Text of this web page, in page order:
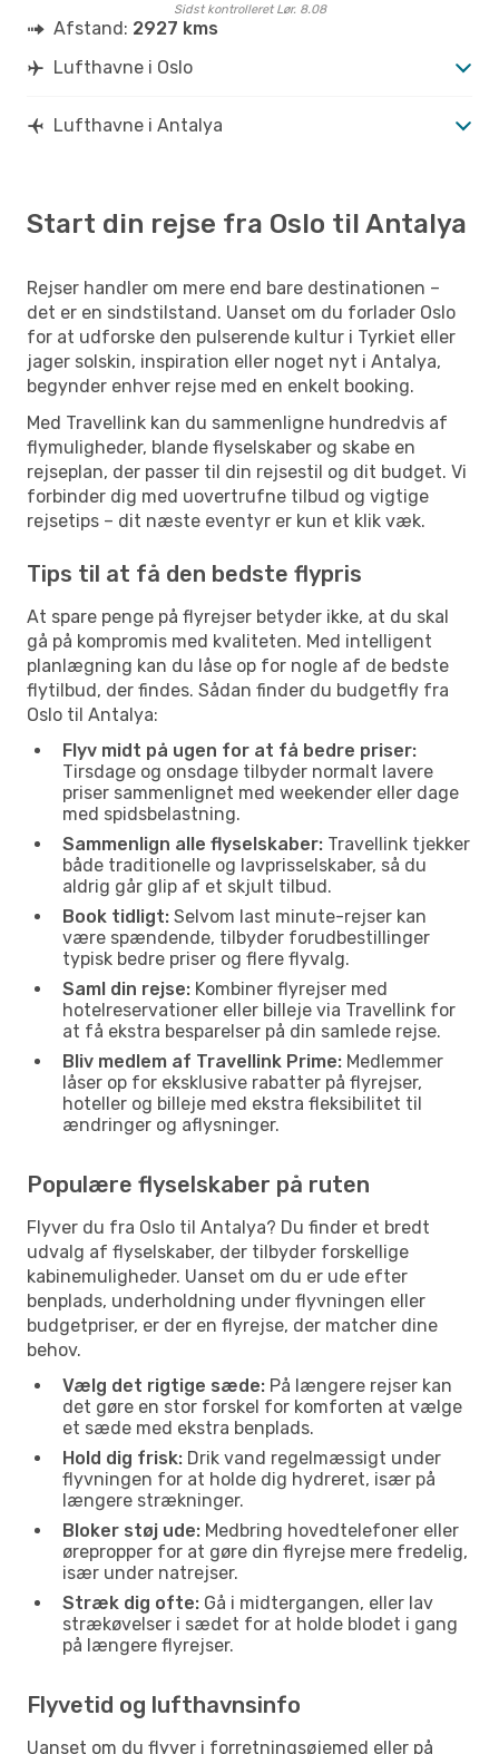
Sidst kontrolleret Lør. 8.08
Afstand: 2927 kms
Lufthavne i Oslo
Lufthavne i Antalya
Start din rejse fra Oslo til Antalya
Rejser handler om mere end bare destinationen –
det er en sindstilstand. Uanset om du forlader Oslo
for at udforske den pulserende kultur i Tyrkiet eller
jager solskin, inspiration eller noget nyt i Antalya,
begynder enhver rejse med en enkelt booking.
Med Travellink kan du sammenligne hundredvis af
flymuligheder, blande flyselskaber og skabe en
rejseplan, der passer til din rejsestil og dit budget. Vi
forbinder dig med uovertrufne tilbud og vigtige
rejsetips – dit næste eventyr er kun et klik væk.
Tips til at få den bedste flypris
At spare penge på flyrejser betyder ikke, at du skal
gå på kompromis med kvaliteten. Med intelligent
planlægning kan du låse op for nogle af de bedste
flytilbud, der findes. Sådan finder du budgetfly fra
Oslo til Antalya:
Flyv midt på ugen for at få bedre priser:
Tirsdage og onsdage tilbyder normalt lavere
priser sammenlignet med weekender eller dage
med spidsbelastning.
Sammenlign alle flyselskaber: Travellink tjekker
både traditionelle og lavprisselskaber, så du
aldrig går glip af et skjult tilbud.
Book tidligt: Selvom last minute-rejser kan
være spændende, tilbyder forudbestillinger
typisk bedre priser og flere flyvalg.
Saml din rejse: Kombiner flyrejser med
hotelreservationer eller billeje via Travellink for
at få ekstra besparelser på din samlede rejse.
Bliv medlem af Travellink Prime: Medlemmer
låser op for eksklusive rabatter på flyrejser,
hoteller og billeje med ekstra fleksibilitet til
ændringer og aflysninger.
Populære flyselskaber på ruten
Flyver du fra Oslo til Antalya? Du finder et bredt
udvalg af flyselskaber, der tilbyder forskellige
kabinemuligheder. Uanset om du er ude efter
benplads, underholdning under flyvningen eller
budgetpriser, er der en flyrejse, der matcher dine
behov.
Vælg det rigtige sæde: På længere rejser kan
det gøre en stor forskel for komforten at vælge
et sæde med ekstra benplads.
Hold dig frisk: Drik vand regelmæssigt under
flyvningen for at holde dig hydreret, især på
længere strækninger.
Bloker støj ude: Medbring hovedtelefoner eller
ørepropper for at gøre din flyrejse mere fredelig,
især under natrejser.
Stræk dig ofte: Gå i midtergangen, eller lav
strækøvelser i sædet for at holde blodet i gang
på længere flyrejser.
Flyvetid og lufthavnsinfo
Uanset om du flyver i forretningsøjemed eller på